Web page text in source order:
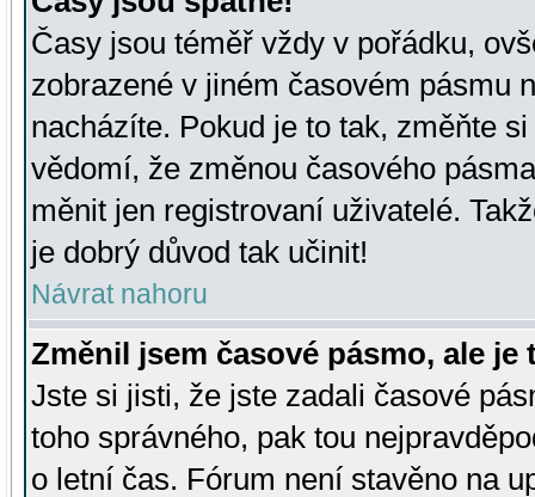
Časy jsou téměř vždy v pořádku,
zobrazené v jiném časovém pásmu
nacházíte. Pokud je to tak, změňte
vědomí, že změnou časového
měnit jen registrovaní uživatelé.
je dobrý důvod tak učinit!
Návrat nahoru
Změnil jsem časové pásmo, ale je
Jste si jisti, že jste zadali časové
toho správného, pak tou
o letní čas. Fórum není stavěno na